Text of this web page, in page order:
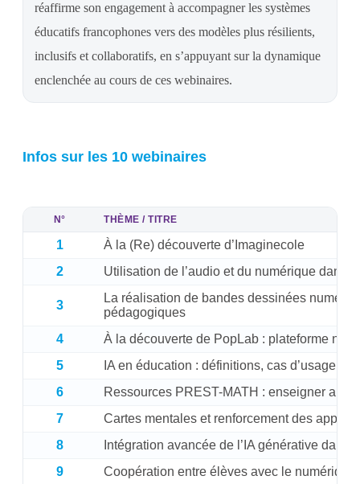
réaffirme son engagement à accompagner les systèmes
éducatifs francophones vers des modèles plus résilients,
inclusifs et collaboratifs, en s’appuyant sur la dynamique
enclenchée au cours de ces webinaires.
Infos sur les 10 webinaires
N° THÈME / TITRE
1
À la (Re) découverte d’Imaginecole
2
Utilisation de l’audio et du numérique dans
3
La réalisation de bandes dessinées
pédagogiques
4
À la découverte de PopLab : plateforme
5
IA en éducation : définitions, cas d’usage et
6
Ressources PREST-MATH : enseigner
7
Cartes mentales et renforcement des
8
Intégration avancée de l’IA générative dans
9
Coopération entre élèves avec le numérique